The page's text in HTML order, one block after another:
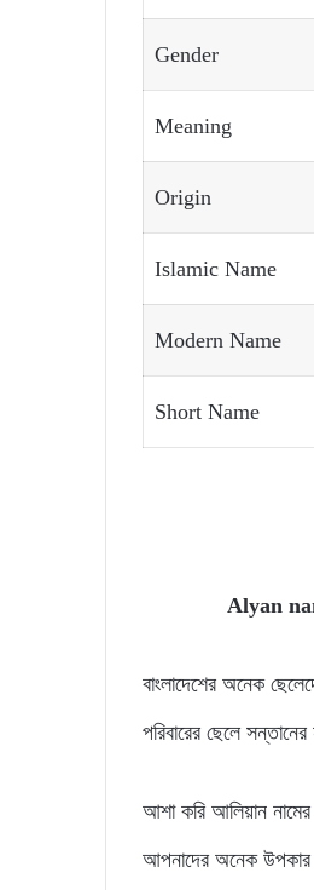
Gender
Meaning
Origin
Islamic Name
Modern Name
Short Name
Alyan
বাংলাদেশের অনেক
পরিবারের ছেলে
আশা করি আলিয়ান
আপনাদের অনেক উপকার